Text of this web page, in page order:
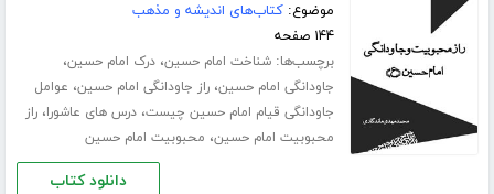
موضوع:کتاب‌های اندیشه و مذهب
۱۴۴ صفحه
برچسب‌ها:شناخت امام حسین،درک امام حسین،
جاودانگی امام حسین،راز جاودانگی امام حسین، عوامل
جاودانگی قیام امام حسین چیست،درس های عاشورا،راز
محبوبیت امام حسین، محبوبیت امام حسین
دانلود کتاب